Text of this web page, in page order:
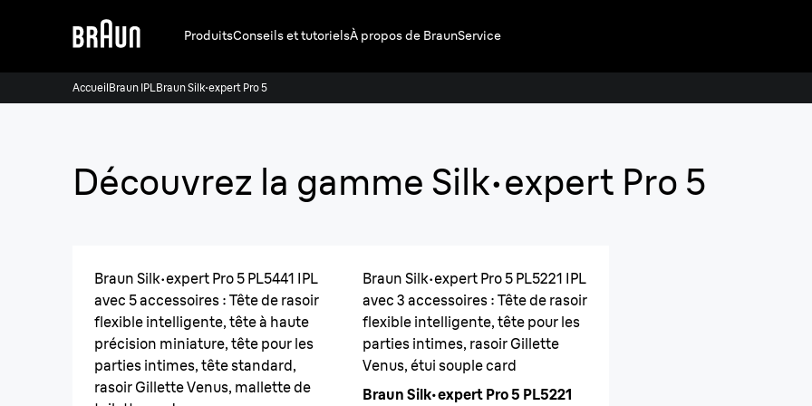
ProduitsConseils et tutorielsÀ propos de BraunService
AccueilBraun IPLBraun Silk·expert Pro 5
Profitez de 2
Découvrez la gamme Silk·expert Pro 5
Braun Silk·expert Pro 5 PL5441 IPL
avec 5 accessoires : Tête de rasoir
flexible intelligente, tête à haute
précision miniature, tête pour les
parties intimes, tête standard,
rasoir Gillette Venus, mallette de
Braun Silk·expert Pro 5 PL5221 IPL
avec 3 accessoires : Tête de rasoir
flexible intelligente, tête pour les
parties intimes, rasoir Gillette
Venus, étui souple card
Braun Silk·expert Pro 5 PL5221